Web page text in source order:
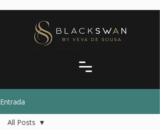
Entrada
All Posts